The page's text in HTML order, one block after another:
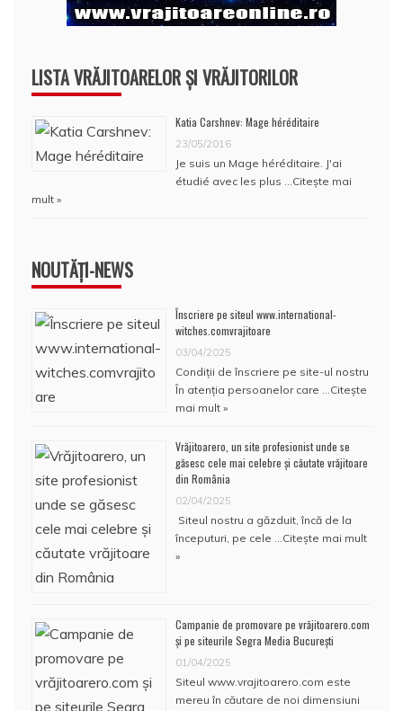
LISTA VRĂJITOARELOR ȘI VRĂJITORILOR
Katia Carshnev: Mage héréditaire
23/05/2016
Je suis un Mage héréditaire. J'ai
étudié avec les plus … Citește mai
mult »
NOUTĂȚI-NEWS
Înscriere pe siteul www.international-
witches.comvrajitoare
03/04/2025
Condiţii de înscriere pe site-ul nostru
În atenţia persoanelor care … Citește
mai mult »
Vrăjitoarero, un site profesionist unde se
găsesc cele mai celebre și căutate vrăjitoare
din România
02/04/2025
Siteul nostru a găzduit, încă de la
începuturi, pe cele … Citește mai mult
»
Campanie de promovare pe vrăjitoarero.com
și pe siteurile Segra Media București
01/04/2025
Siteul www.vrajitoarero.com este
mereu în căutare de noi dimensiuni